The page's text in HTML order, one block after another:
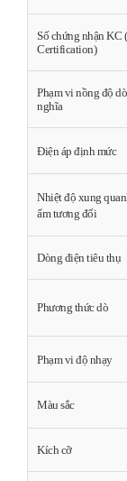
Số chứng nhận KC
Certification)
Phạm vi nồng độ
nghĩa
Điện áp định mức
Nhiệt độ xung
ẩm tương đối
Dòng điện tiêu thụ
Phương thức dò
Phạm vi độ nhạy
Màu sắc
Kích cỡ